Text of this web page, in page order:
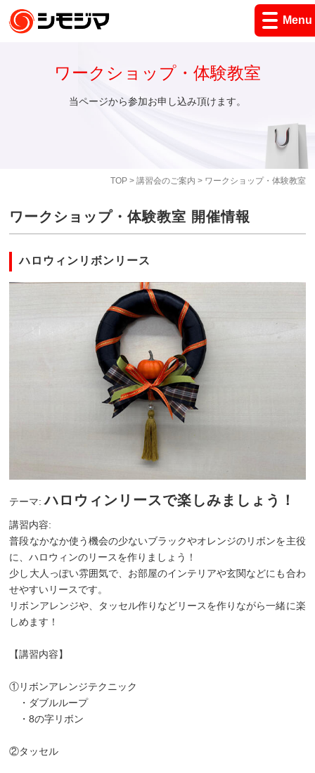
Menu
TOP> 講習会のご案内 > ワークショップ・体験教室
ワークショップ・体験教室
当ページから参加お申し込み頂けます。
ワークショップ・体験教室 開催情報
ハロウィンリボンリース
テーマ:ハロウィンリースで楽しみましょう！
講習内容:
普段なかなか使う機会の少ないブラックやオレンジのリボンを主役
に、ハロウィンのリースを作りましょう！
少し大人っぽい雰囲気で、お部屋のインテリアや玄関などにも合わ
せやすいリースです。
リボンアレンジや、タッセル作りなどリースを作りながら一緒に楽
しめます！
【講習内容】
①リボンアレンジテクニック
・ダブルループ
・8の字リボン
②タッセル